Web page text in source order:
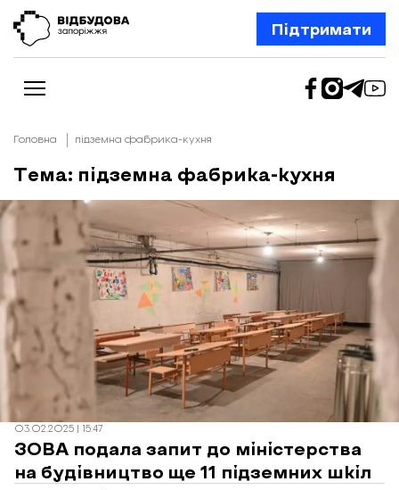
Підтримати
Новини
Відбудова Запоріжжя
Ексклюзив
Бізнес
Шлях додому
Відбудова. Життя
Колонки
Про нас
Редакційна політика
Головна підземна фабрика-кухня
Тема: підземна фабрика-кухня
03.02.2025 | 15:47
ЗОВА подала запит до міністерства
на будівництво ще 11 підземних шкіл